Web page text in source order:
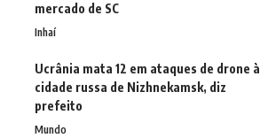
mercado de SC
Inhaí
Ucrânia mata 12 em ataques de drone à
cidade russa de Nizhnekamsk, diz
prefeito
Mundo